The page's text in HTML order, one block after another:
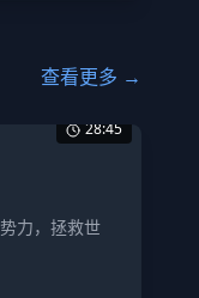
查看更多 →
28:45
力，拯救世